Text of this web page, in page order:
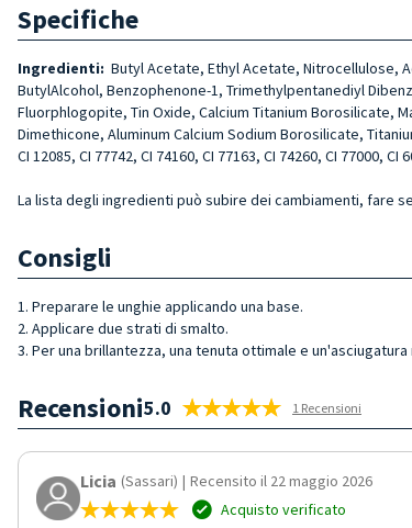
Specifiche
Ingredienti: Butyl Acetate, Ethyl Acetate, Nitrocellulose,
ButylAlcohol, Benzophenone-1, Trimethylpentanediyl
Fluorphlogopite, Tin Oxide, Calcium Titanium Borosilicate,
Dimethicone, Aluminum Calcium Sodium Borosilicate,
CI 12085, CI 77742, CI 74160, CI 77163, CI 74260, CI 77000, CI
La lista degli ingredienti può subire dei cambiamenti, fare
Consigli
1. Preparare le unghie applicando una base.
2. Applicare due strati di smalto.
3. Per una brillantezza, una tenuta ottimale e
Recensioni5.0 1 Recensioni
Licia (Sassari) | Recensito il 22 maggio 2026
Acquisto verificato